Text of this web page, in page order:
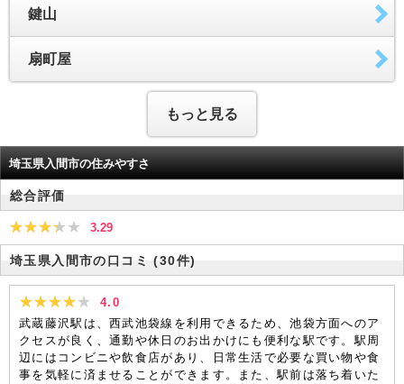
鍵山
扇町屋
もっと見る
埼玉県入間市の住みやすさ
総合評価
3.29
埼玉県入間市の口コミ (30件)
4.0
武蔵藤沢駅は、西武池袋線を利用できるため、池袋方面へのア
クセスが良く、通勤や休日のお出かけにも便利な駅です。駅周
辺にはコンビニや飲食店があり、日常生活で必要な買い物や食
事を気軽に済ませることができます。また、駅前は落ち着いた